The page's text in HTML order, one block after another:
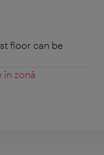
floor can be
în zonă